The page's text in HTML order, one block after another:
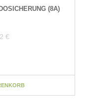
(8A)
€